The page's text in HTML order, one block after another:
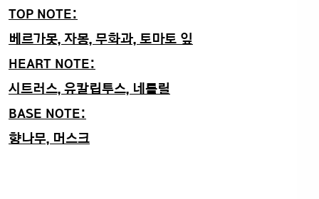
TOP NOTE:
베르가못, 자몽, 무화과, 토마토 잎
HEART NOTE:
시트러스, 유칼립투스, 네롤릴
BASE NOTE:
향나무, 머스크